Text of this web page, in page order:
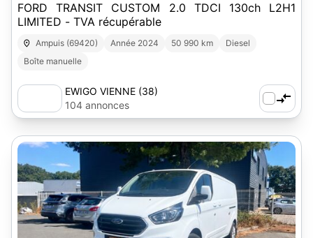
FORD TRANSIT CUSTOM 2.0 TDCI 130ch L2H1
LIMITED - TVA récupérable
Ampuis (69420) Année 2024 50 990 km
Diesel
Boîte manuelle
EWIGO VIENNE (38)
104 annonces